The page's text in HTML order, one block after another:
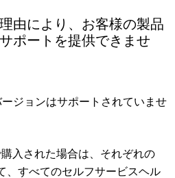
由により、お客様の製品
ポートを提供できませ
ジョンはサポートされていませ
入された場合は、それぞれの
、すべてのセルフサービスヘル